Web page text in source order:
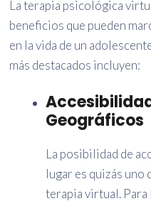
La terapia psicológica
beneficios que pueden
en la vida de un
más destacados incluyen:
Geográficos
La posibilidad de
lugar es quizás uno
terapia virtual. Para